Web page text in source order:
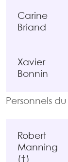
Personnels
Carine
Briand
Xavier
Bonnin
Robert
Manning
(†)